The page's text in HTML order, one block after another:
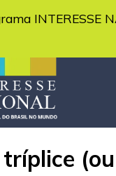
INTERESSE